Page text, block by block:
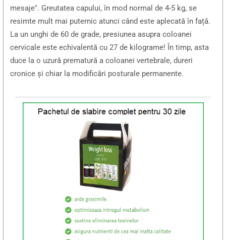
mesaje". Greutatea capului, în mod normal de 4-5 kg, se
resimte mult mai puternic atunci când este aplecată în față.
La un unghi de 60 de grade, presiunea asupra coloanei
cervicale este echivalentă cu 27 de kilograme! În timp, asta
duce la o uzură prematură a coloanei vertebrale, dureri
cronice și chiar la modificări posturale permanente.